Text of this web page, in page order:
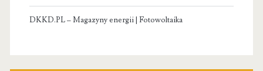
DKKD.PL – Magazyny energii | Fotowoltaika